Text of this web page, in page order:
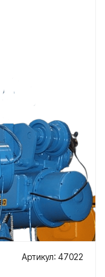
Артикул: 47022